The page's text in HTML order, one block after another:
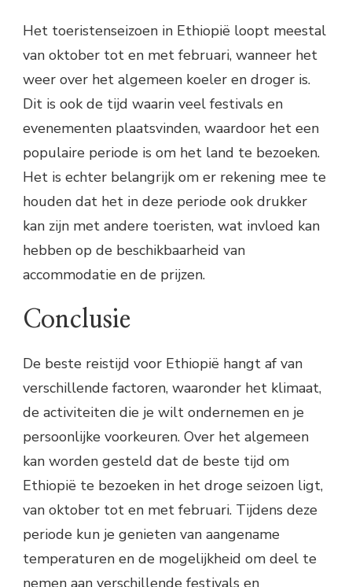
Het toeristenseizoen in Ethiopië loopt meestal
van oktober tot en met februari, wanneer het
weer over het algemeen koeler en droger is.
Dit is ook de tijd waarin veel festivals en
evenementen plaatsvinden, waardoor het een
populaire periode is om het land te bezoeken.
Het is echter belangrijk om er rekening mee te
houden dat het in deze periode ook drukker
kan zijn met andere toeristen, wat invloed kan
hebben op de beschikbaarheid van
accommodatie en de prijzen.
Conclusie
De beste reistijd voor Ethiopië hangt af van
verschillende factoren, waaronder het klimaat,
de activiteiten die je wilt ondernemen en je
persoonlijke voorkeuren. Over het algemeen
kan worden gesteld dat de beste tijd om
Ethiopië te bezoeken in het droge seizoen ligt,
van oktober tot en met februari. Tijdens deze
periode kun je genieten van aangename
temperaturen en de mogelijkheid om deel te
nemen aan verschillende festivals en